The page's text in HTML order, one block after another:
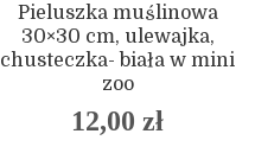
Pieluszka muślinowa
30×30 cm, ulewajka,
chusteczka- biała w mini
zoo
12,00zł